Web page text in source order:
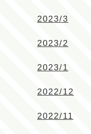
2023/3
2023/2
2023/1
2022/12
2022/11